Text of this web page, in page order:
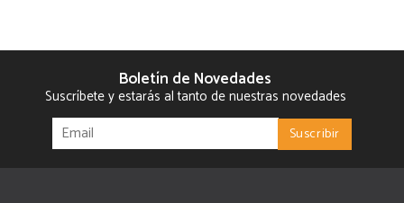
Boletín de Novedades
Suscríbete y estarás al tanto de nuestras novedades